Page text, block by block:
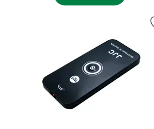
Markera fjärrutlösare JJC